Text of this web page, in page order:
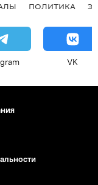
ПОЛИТИКА
VK